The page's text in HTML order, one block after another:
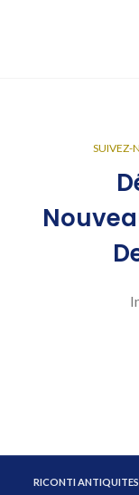
SUIVEZ-
RICONTI ANTIQUITES